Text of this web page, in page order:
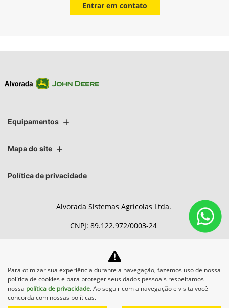
Entrar em contato
Equipamentos
Mapa do site
Política de privacidade
Alvorada Sistemas Agrícolas Ltda.
CNPJ: 89.122.972/0003-24
No trânsito, enxergar o outro
salva vidas.
Para otimizar sua experiência durante a navegação, fazemos uso de nossa
política de cookies e para proteger seus dados pessoais respeitamos
nossa política de privacidade. Ao seguir com a navegação e visita você
concorda com nossas políticas.